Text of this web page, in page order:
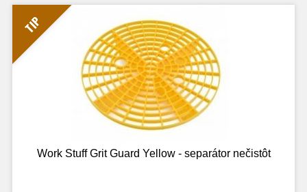
TIP
Work Stuff Grit Guard Yellow - separátor nečistôt